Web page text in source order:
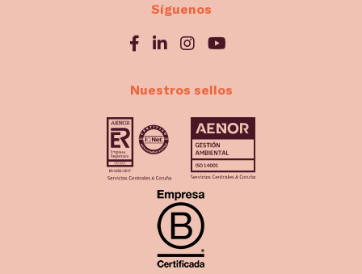
Síguenos
Nuestros sellos